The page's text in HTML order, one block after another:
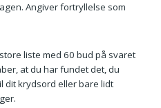
Angiver fortryllelse som
liste med 60 bud på svaret
at du har fundet det, du
dit krydsord eller bare lidt